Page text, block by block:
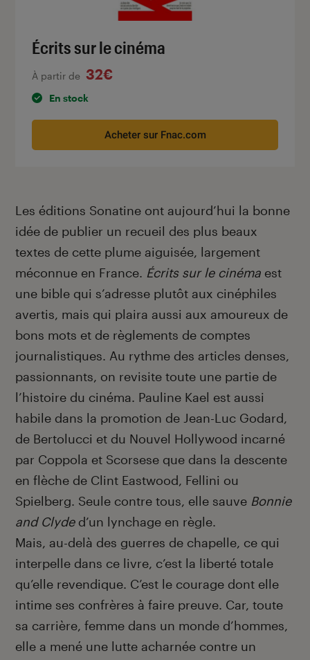
Écrits sur le cinéma
À partir de 32€
En stock
Acheter sur Fnac.com
Les éditions Sonatine ont aujourd’hui la bonne
idée de publier un recueil des plus beaux
textes de cette plume aiguisée, largement
méconnue en France. Écrits sur le cinéma est
une bible qui s’adresse plutôt aux cinéphiles
avertis, mais qui plaira aussi aux amoureux de
bons mots et de règlements de comptes
journalistiques. Au rythme des articles denses,
passionnants, on revisite toute une partie de
l’histoire du cinéma. Pauline Kael est aussi
habile dans la promotion de Jean-Luc Godard,
de Bertolucci et du Nouvel Hollywood incarné
par Coppola et Scorsese que dans la descente
en flèche de Clint Eastwood, Fellini ou
Spielberg. Seule contre tous, elle sauve Bonnie
and Clyded’un lynchage en règle.
Mais, au-delà des guerres de chapelle, ce qui
interpelle dans ce livre, c’est la liberté totale
qu’elle revendique. C’est le courage dont elle
intime ses confrères à faire preuve. Car, toute
sa carrière, femme dans un monde d’hommes,
elle a mené une lutte acharnée contre un